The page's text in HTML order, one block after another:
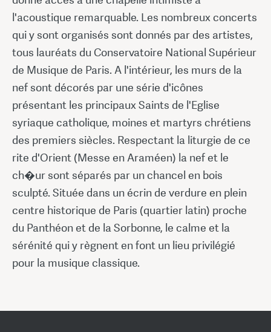
l'acoustique remarquable. Les nombreux concerts
qui y sont organisés sont donnés par des artistes,
tous lauréats du Conservatoire National Supérieur
de Musique de Paris. A l'intérieur, les murs de la
nef sont décorés par une série d'icônes
présentant les principaux Saints de l'Eglise
syriaque catholique, moines et martyrs chrétiens
des premiers siècles. Respectant la liturgie de ce
rite d'Orient (Messe en Araméen) la nef et le
ch�ur sont séparés par un chancel en bois
sculpté. Située dans un écrin de verdure en plein
centre historique de Paris (quartier latin) proche
du Panthéon et de la Sorbonne, le calme et la
sérénité qui y règnent en font un lieu privilégié
pour la musique classique.